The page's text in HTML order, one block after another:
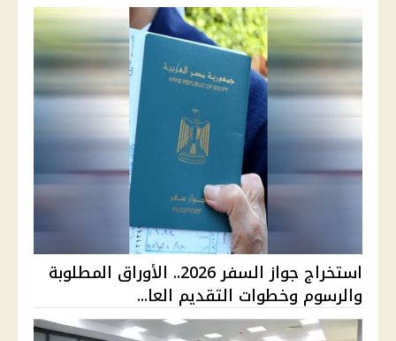
استخراج جواز السفر 2026.. الأوراق المطلوبة
والرسوم وخطوات التقديم العا...